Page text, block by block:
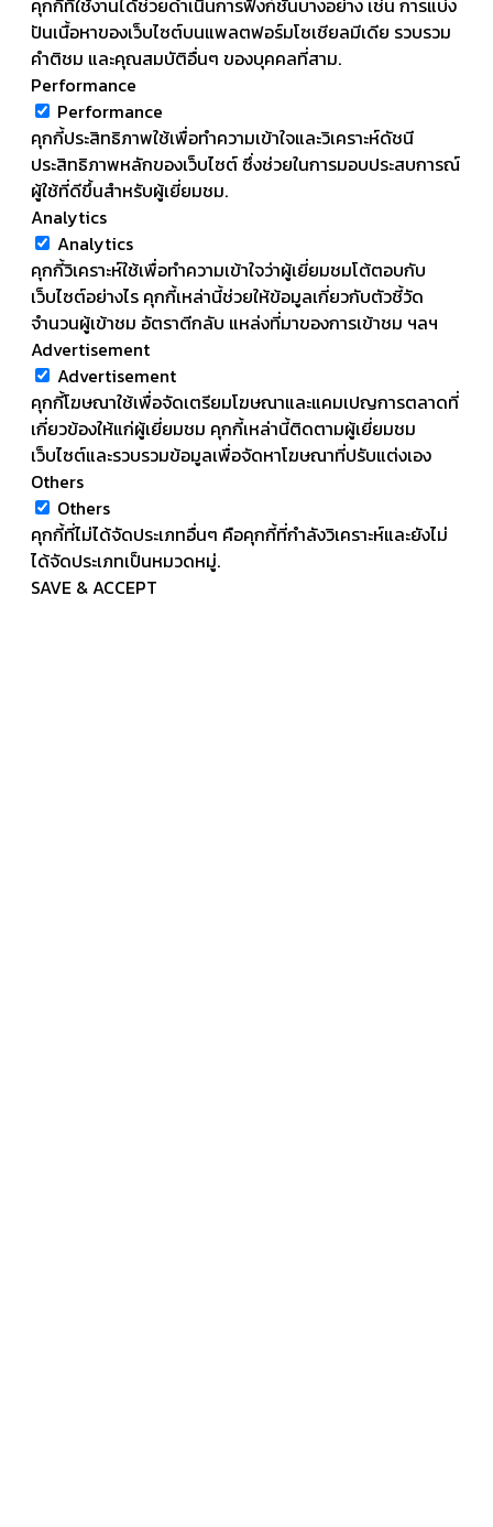
คุกกี้ที่ใช้งานได้ช่วยดำเนินการฟังก์ชันบางอย่าง เช่น การแบ่ง
ปันเนื้อหาของเว็บไซต์บนแพลตฟอร์มโซเชียลมีเดีย รวบรวม
คำติชม และคุณสมบัติอื่นๆ ของบุคคลที่สาม.
Performance
Performance
คุกกี้ประสิทธิภาพใช้เพื่อทำความเข้าใจและวิเคราะห์ดัชนี
ประสิทธิภาพหลักของเว็บไซต์ ซึ่งช่วยในการมอบประสบการณ์
ผู้ใช้ที่ดีขึ้นสำหรับผู้เยี่ยมชม.
Analytics
Analytics
คุกกี้วิเคราะห์ใช้เพื่อทำความเข้าใจว่าผู้เยี่ยมชมโต้ตอบกับ
เว็บไซต์อย่างไร คุกกี้เหล่านี้ช่วยให้ข้อมูลเกี่ยวกับตัวชี้วัด
จำนวนผู้เข้าชม อัตราตีกลับ แหล่งที่มาของการเข้าชม ฯลฯ
Advertisement
Advertisement
คุกกี้โฆษณาใช้เพื่อจัดเตรียมโฆษณาและแคมเปญการตลาดที่
เกี่ยวข้องให้แก่ผู้เยี่ยมชม คุกกี้เหล่านี้ติดตามผู้เยี่ยมชม
เว็บไซต์และรวบรวมข้อมูลเพื่อจัดหาโฆษณาที่ปรับแต่งเอง
Others
Others
คุกกี้ที่ไม่ได้จัดประเภทอื่นๆ คือคุกกี้ที่กำลังวิเคราะห์และยังไม่
ได้จัดประเภทเป็นหมวดหมู่.
SAVE & ACCEPT